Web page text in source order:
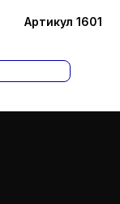
Артикул 1601